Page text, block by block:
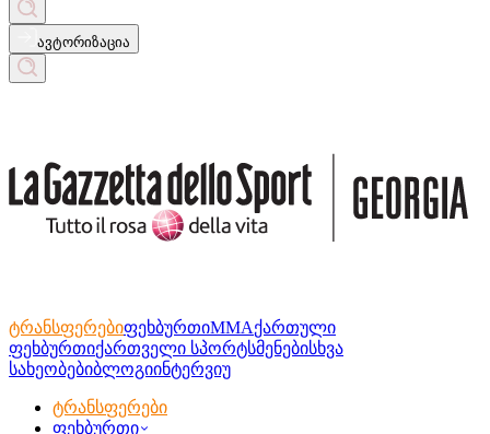
ავტორიზაცია
ტრანსფერებიფეხბურთიMMAქართული
ფეხბურთიქართველი სპორტსმენებისხვა
სახეობებიბლოგიინტერვიუ
ტრანსფერები
ფეხბურთი